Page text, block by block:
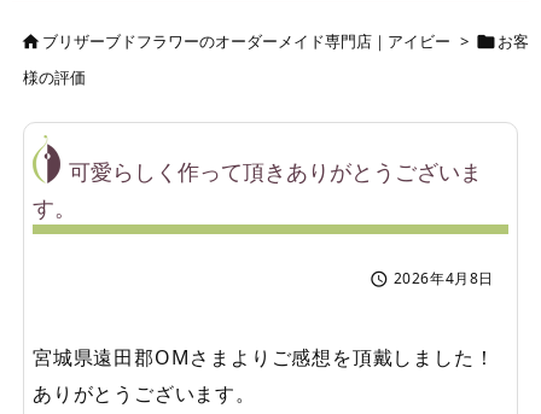
検索
ブリザーブドフラワーのオーダーメイド専門店｜アイビー > お客
様の評価
可愛らしく作って頂きありがとうございま
す。
 2026年4月8日
宮城県遠田郡OMさまよりご感想を頂戴しました！
ありがとうございます。